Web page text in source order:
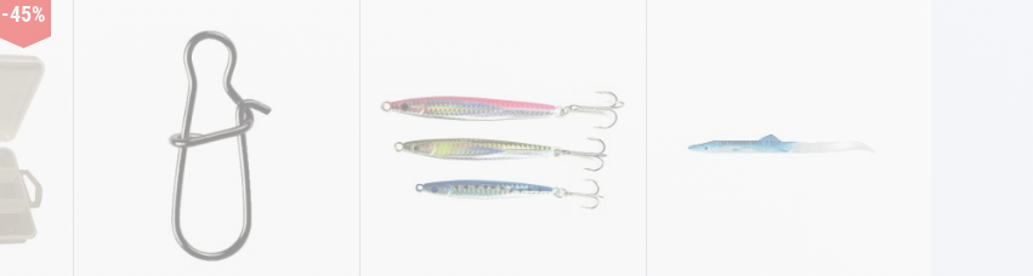
-45%